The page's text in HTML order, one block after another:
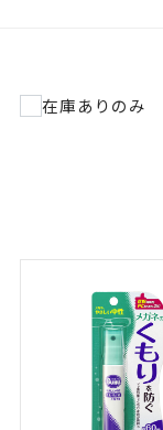
在庫ありのみ